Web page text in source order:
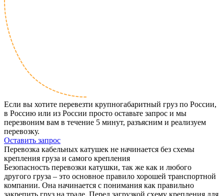
Если вы хотите перевезти крупногабаритный груз по России,
в Россию или из России просто оставьте запрос и мы
перезвоним вам в течение 5 минут, разъясним и реализуем
перевозку.
Оставить запрос
Перевозка кабельных катушек не начинается без схемы
крепления груза и самого крепления
Безопасность перевозки катушки, так же как и любого
другого груза – это основное правило хорошей транспортной
компании. Она начинается с понимания как правильно